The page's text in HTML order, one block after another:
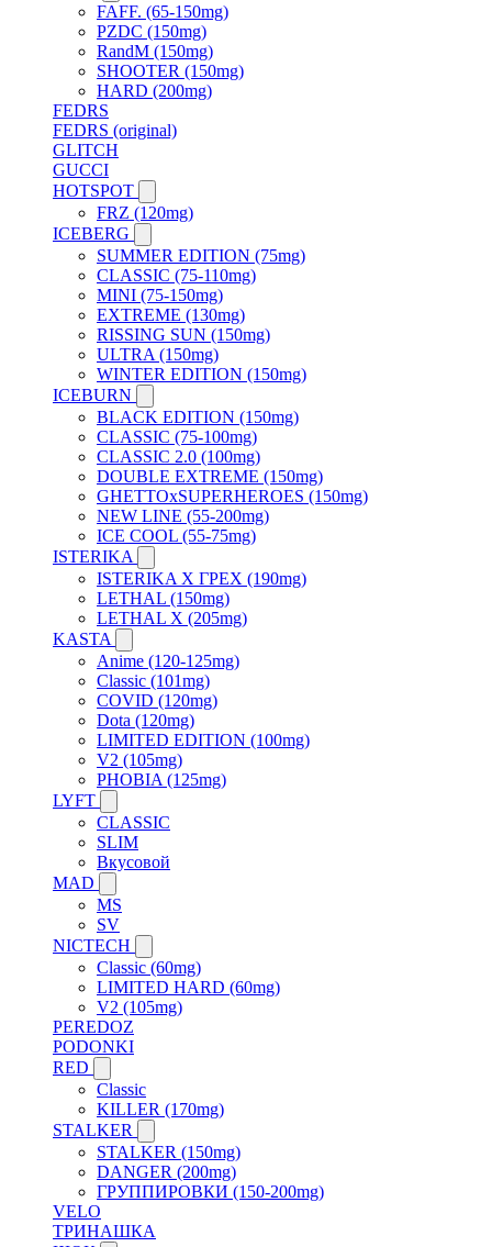
FAFF. (65-150mg)
PZDC (150mg)
RandM (150mg)
SHOOTER (150mg)
HARD (200mg)
FEDRS
FEDRS (original)
GLITCH
GUCCI
HOTSPOT
FRZ (120mg)
ICEBERG
SUMMER EDITION (75mg)
CLASSIC (75-110mg)
MINI (75-150mg)
EXTREME (130mg)
RISSING SUN (150mg)
ULTRA (150mg)
WINTER EDITION (150mg)
ICEBURN
BLACK EDITION (150mg)
CLASSIC (75-100mg)
CLASSIC 2.0 (100mg)
DOUBLE EXTREME (150mg)
GHETTOxSUPERHEROES (150mg)
NEW LINE (55-200mg)
ICE COOL (55-75mg)
ISTERIKA
ISTERIKA X ГРЕХ (190mg)
LETHAL (150mg)
LETHAL X (205mg)
KASTA
Anime (120-125mg)
Classic (101mg)
COVID (120mg)
Dota (120mg)
LIMITED EDITION (100mg)
V2 (105mg)
PHOBIA (125mg)
LYFT
CLASSIC
SLIM
Вкусовой
MAD
MS
SV
NICTECH
Classic (60mg)
LIMITED HARD (60mg)
V2 (105mg)
PEREDOZ
PODONKI
RED
Classic
KILLER (170mg)
STALKER
STALKER (150mg)
DANGER (200mg)
ГРУППИРОВКИ (150-200mg)
VELO
ТРИНАШКА